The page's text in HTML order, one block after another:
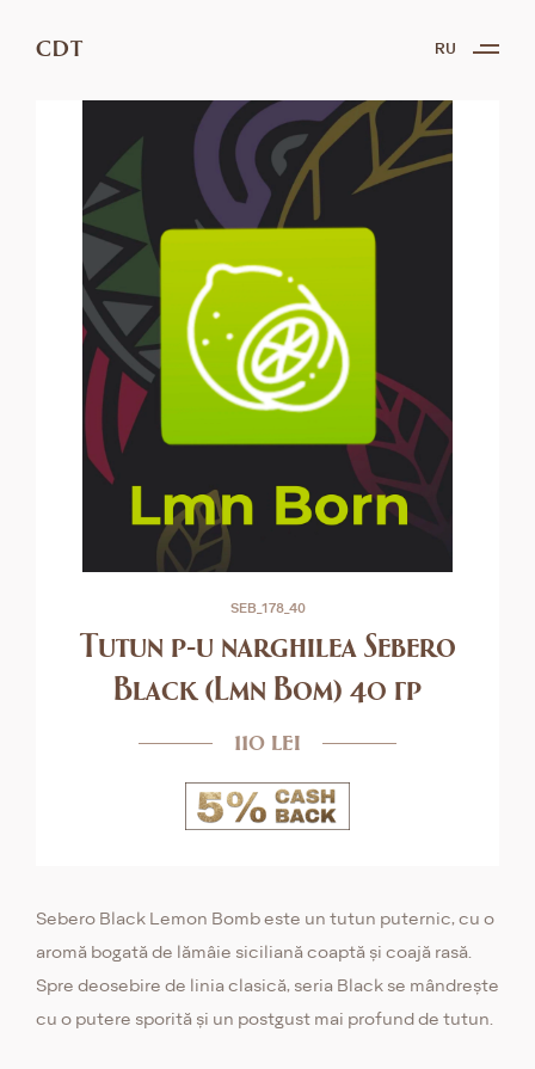
CDT RU
SEB_178_40
Tutun p-u narghilea Sebero
Black (Lmn Bom) 40 гр
110 lei
Sebero Black Lemon Bomb este un tutun puternic, cu o
aromă bogată de lămâie siciliană coaptă și coajă rasă.
Spre deosebire de linia clasică, seria Black se mândrește
cu o putere sporită și un postgust mai profund de tutun.